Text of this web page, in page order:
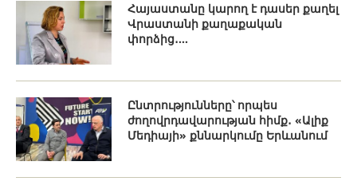
Հայաստանը կարող է դասեր քաղել
Վրաստանի քաղաքական
փորձից․...
Ընտրությունները՝ որպես
ժողովրդավարության հիմք․ «Ալիք
Մեդիայի» քննարկումը Երևանում